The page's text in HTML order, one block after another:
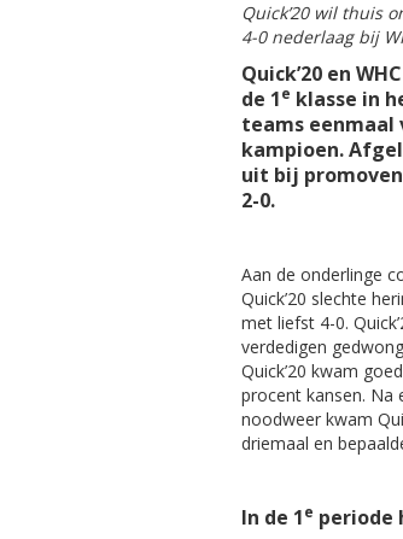
Quick’20 wil thuis
4-0 nederlaag bij
Quick’20 en
de 1e klasse in
teams eenmaal
kampioen.
uit bij
2-0.
Aan de onderlinge
Quick’20 slechte
met liefst 4-0.
verdedigen
Quick’20 kwam
procent kansen. Na
noodweer kwam
driemaal en
In de 1e periode